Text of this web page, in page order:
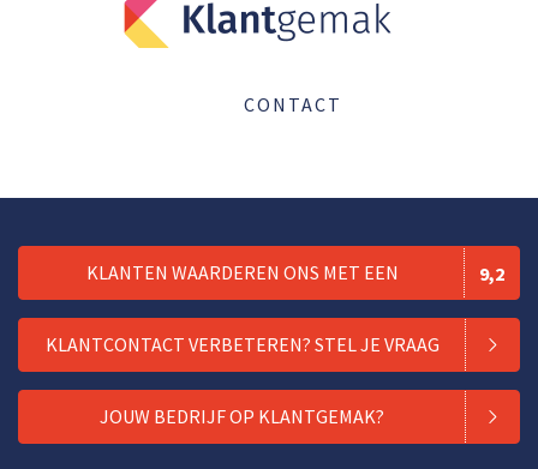
CONTACT
KLANTEN WAARDEREN ONS MET EEN 9,2
KLANTCONTACT VERBETEREN? STEL JE VRAAG
JOUW BEDRIJF OP KLANTGEMAK?